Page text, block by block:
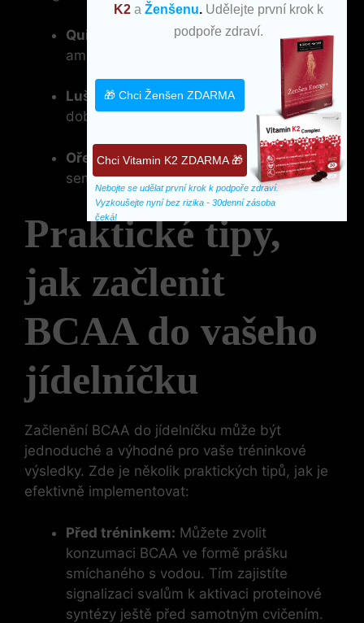
Quinoa
– Obsahuje všechny esenciální
aminokyseliny, včetně BCAA.
Luštěniny– Hrách, čočka a fazole jsou
dobrým zdrojem rostlinných bílkovin.
Ořechy a semena– Mandle a lněná
semena mohou doplnit příjem BCAA.
Praktické tipy,
jak začlenit
BCAA do vašeho
jídelníčku
Začlenění BCAA do jídelníčku může být
jednoduché a výhodné pro vaše tréninkové
výsledky. Zde je několik praktických tipů, jak je
efektivně implementovat:
Před tréninkem: Můžete zvolit
konzumaci BCAA ve formě prášku
smíchaného s vodou. Tím zajistíte
signalizaci svalům k aktivaci proteinové
syntézy ještě před samotným cvičením.
K2 aŽenšenu. Udělejte první krok k
podpoře zdraví.
Nebojte se udělat první krok k podpoře zdraví.
Vyzkoušejte nyní bez rizika - 30denní zásoba
čeká!
Chci Vitamin K2 ZDARMA 🎁
🎁 Chci Ženšen ZDARMA